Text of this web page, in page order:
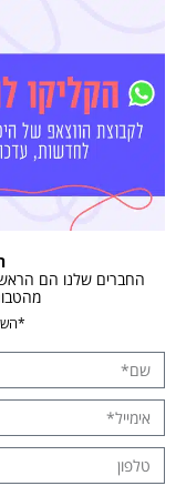
החברים שלנו הם